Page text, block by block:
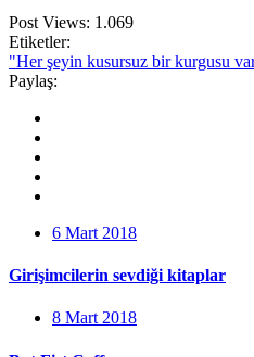
Post Views: 1.069
Etiketler:
"Her şeyin kusursuz bir kurgusu
Paylaş:
6 Mart 2018
Girişimcilerin sevdiği kitaplar
8 Mart 2018